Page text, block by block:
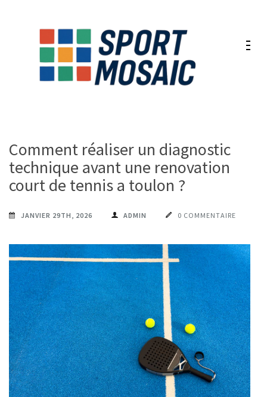
Comment réaliser un diagnostic
technique avant une renovation
court de tennis a toulon ?
JANVIER 29TH, 2026 ADMIN 0 COMMENTAIRE